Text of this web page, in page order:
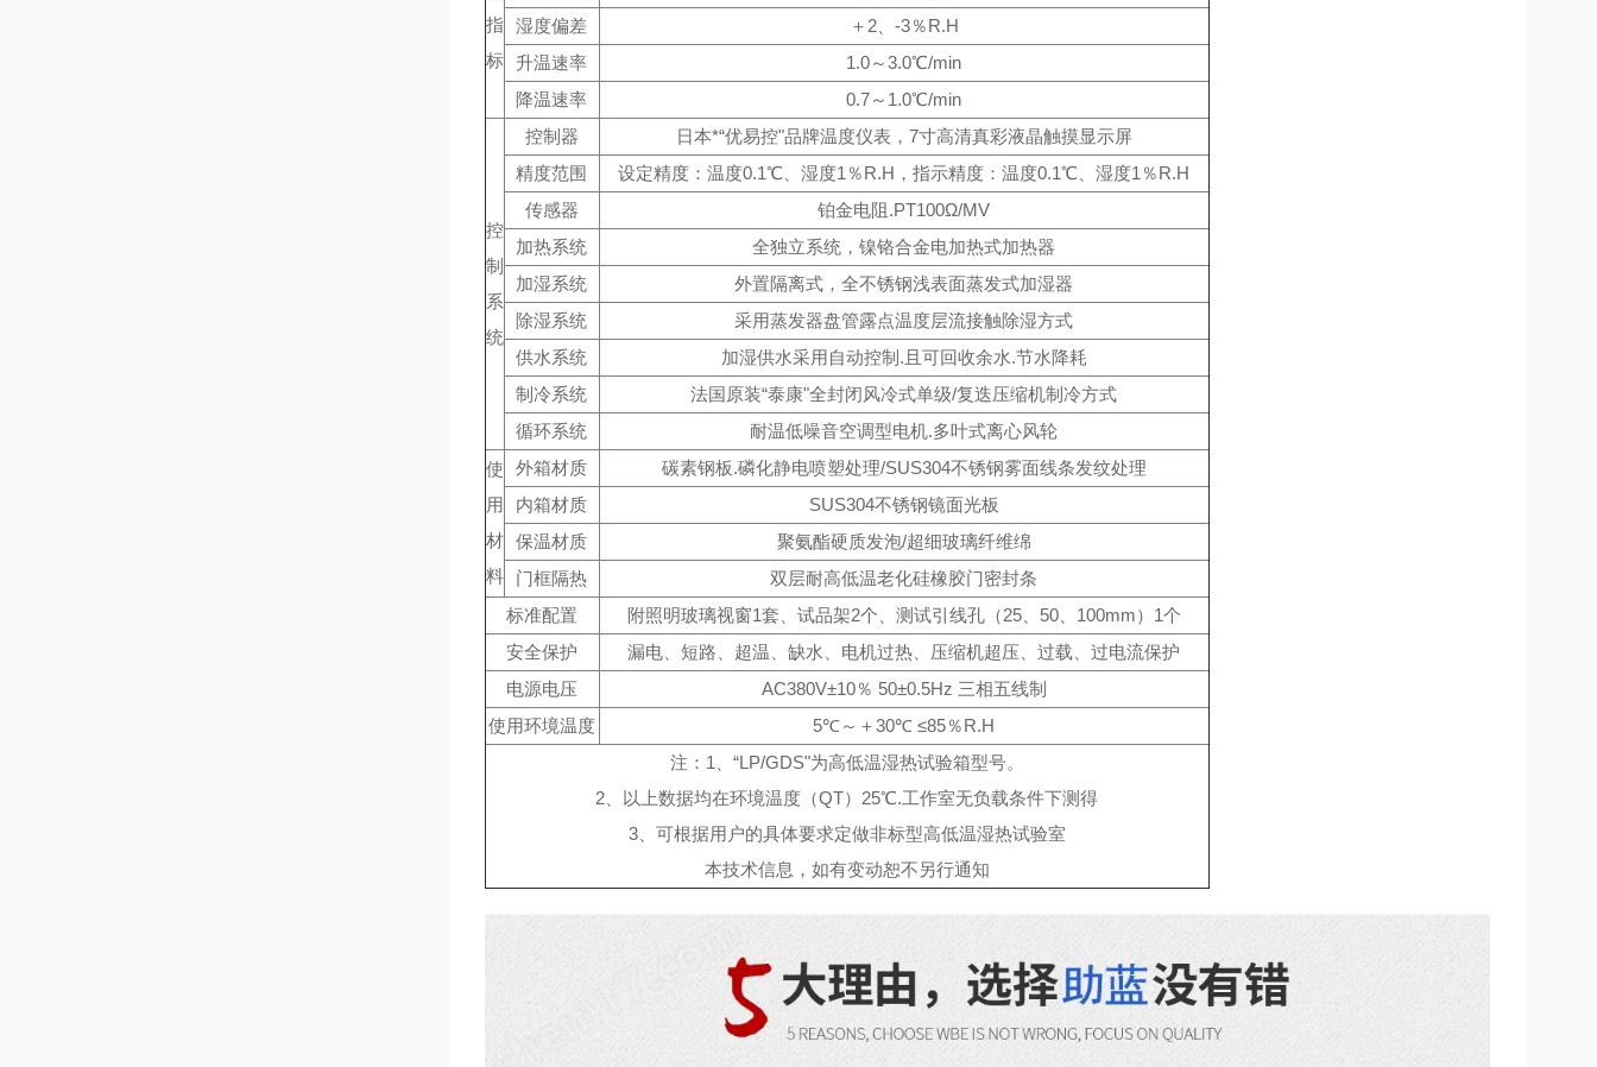
指
标
湿度偏差
＋2、-3％R.H
升温速率
1.0～3.0℃/min
降温速率
0.7～1.0℃/min
控
制
系
统
控制器
日本*“优易控"品牌温度仪表，7寸高清真彩液晶触摸显示屏
精度范围
设定精度：温度0.1℃、湿度1％R.H，指示精度：温度0.1℃、湿度1％R.H
传感器
铂金电阻.PT100Ω/MV
加热系统
全独立系统，镍铬合金电加热式加热器
加湿系统
外置隔离式，全不锈钢浅表面蒸发式加湿器
除湿系统
采用蒸发器盘管露点温度层流接触除湿方式
供水系统
加湿供水采用自动控制.且可回收余水.节水降耗
制冷系统
法国原装“泰康"全封闭风冷式单级/复迭压缩机制冷方式
循环系统
耐温低噪音空调型电机.多叶式离心风轮
使
用
材
料
外箱材质
碳素钢板.磷化静电喷塑处理/SUS304不锈钢雾面线条发纹处理
内箱材质
SUS304不锈钢镜面光板
保温材质
聚氨酯硬质发泡/超细玻璃纤维绵
门框隔热
双层耐高低温老化硅橡胶门密封条
标准配置
附照明玻璃视窗1套、试品架2个、测试引线孔（25、50、100mm）1个
安全保护
漏电、短路、超温、缺水、电机过热、压缩机超压、过载、过电流保护
电源电压
AC380V±10％ 50±0.5Hz 三相五线制
使用环境温度
5℃～＋30℃ ≤85％R.H
注：1、“LP/GDS"为高低温湿热试验箱型号。
2、以上数据均在环境温度（QT）25℃.工作室无负载条件下测得
3、可根据用户的具体要求定做非标型高低温湿热试验室
本技术信息，如有变动恕不另行通知